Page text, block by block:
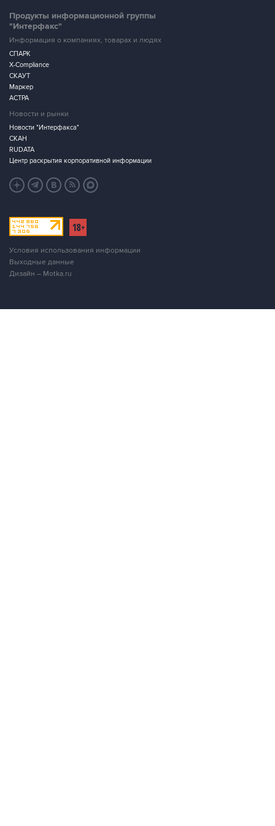
Продукты информационной группы
"Интерфакс"
Информация о компаниях, товарах и людях
СПАРК
X-Compliance
СКАУТ
Маркер
АСТРА
Новости и рынки
Новости "Интерфакса"
СКАН
RUDATA
Центр раскрытия корпоративной информации
Условия использования информации
Выходные данные
Дизайн – Motka.ru